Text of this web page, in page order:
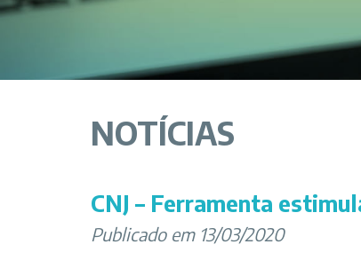
NOTÍCIAS
CNJ – Ferramenta
Publicado em 13/03/2020